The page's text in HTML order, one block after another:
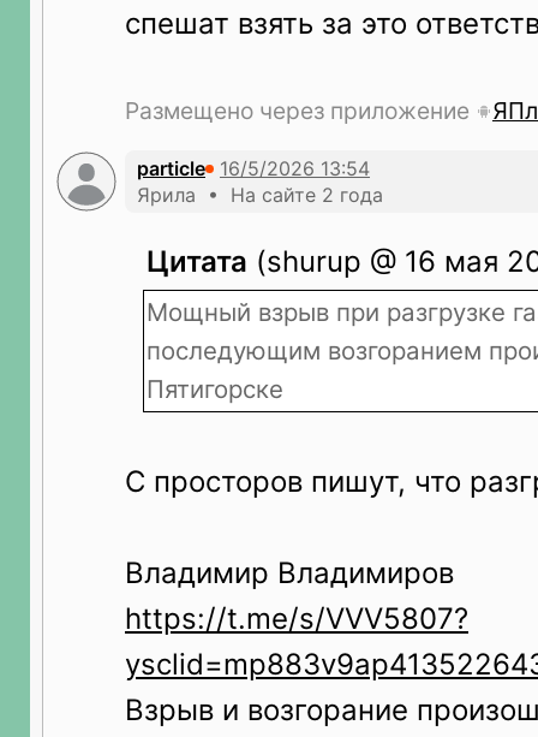
спешат взять за это
Размещено через приложение
particle
Ярила • На сайте 2 года
Цитата (shurup @ 16 мая
Мощный взрыв при разгрузке
последующим возгоранием
Пятигорске
С просторов пишут, что
Владимир Владимиров
https://t.me/s/VVV5807?
Взрыв и возгорание